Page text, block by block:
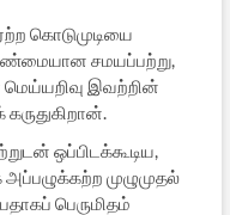
கொடுமுடியை
உண்மையான சமயப்பற்று,
இவற்றின்
ஒப்பிடக்கூடிய,
முழுமுதல்
பெருமிதம்